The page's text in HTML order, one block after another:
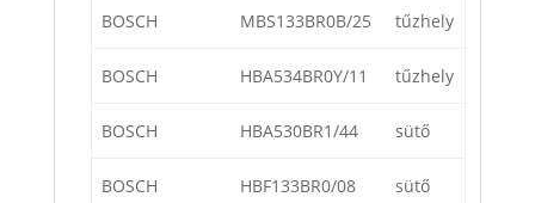
BOSCH MBS133BR0B/25 tűzhely
BOSCH HBA534BR0Y/11 tűzhely
BOSCH HBA530BR1/44 sütő
BOSCH HBF133BR0/08 sütő